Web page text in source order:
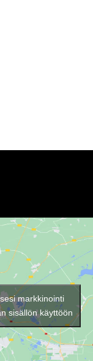
markkinointi
sisällön käyttöön